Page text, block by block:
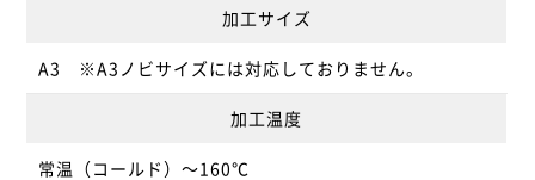
加工サイズ
A3 ※A3ノビサイズには対応しておりません。
加工温度
常温（コールド）～160℃